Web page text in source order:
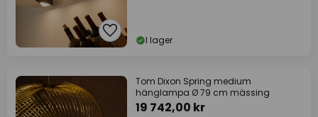
I lager
Tom Dixon Spring medium
hänglampa Ø 79 cm mässing
19 742,00 kr